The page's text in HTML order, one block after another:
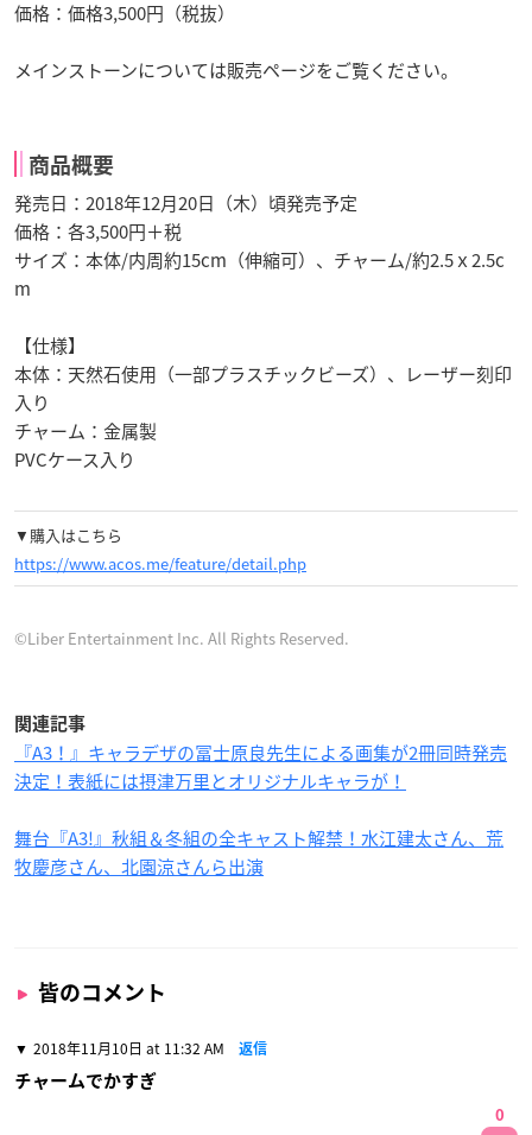
価格：価格3,500円（税抜）
メインストーンについては販売ページをご覧ください。
商品概要
発売日：2018年12月20日（木）頃発売予定
価格：各3,500円＋税
サイズ：本体/内周約15cm（伸縮可）、チャーム/約2.5ｘ2.5c
m
【仕様】
本体：天然石使用（一部プラスチックビーズ）、レーザー刻印
入り
チャーム：金属製
PVCケース入り
▼購入はこちら
https://www.acos.me/feature/detail.php
©Liber Entertainment Inc. All Rights Reserved.
関連記事
『A3！』キャラデザの冨士原良先生による画集が2冊同時発売
決定！表紙には摂津万里とオリジナルキャラが！
舞台『A3!』秋組＆冬組の全キャスト解禁！水江建太さん、荒
牧慶彦さん、北園涼さんら出演
皆のコメント
2018年11月10日 at 11:32 AM 返信
チャームでかすぎ
0